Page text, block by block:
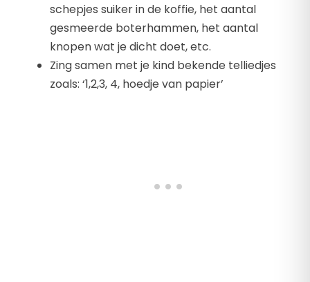
schepjes suiker in de koffie, het aantal
gesmeerde boterhammen, het aantal
knopen wat je dicht doet, etc.
Zing samen met je kind bekende telliedjes
zoals: ‘1,2,3, 4, hoedje van papier’